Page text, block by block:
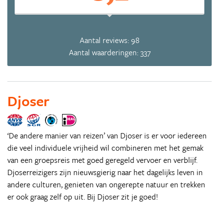
Aantal reviews: 98
Aantal waarderingen: 337
Djoser
‘De andere manier van reizen’ van Djoser is er voor iedereen
die veel individuele vrijheid wil combineren met het gemak
van een groepsreis met goed geregeld vervoer en verblijf.
Djoserreizigers zijn nieuwsgierig naar het dagelijks leven in
andere culturen, genieten van ongerepte natuur en trekken
er ook graag zelf op uit. Bij Djoser zit je goed!